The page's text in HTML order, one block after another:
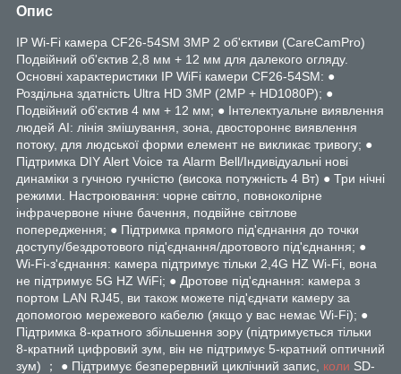
Опис
IP Wi-Fi камера CF26-54SM 3MP 2 об'єктиви (CareCamPro)
Подвійний об'єктив 2,8 мм + 12 мм для далекого огляду.
Основні характеристики IP WiFi камери CF26-54SM: ●
Роздільна здатність Ultra HD 3MP (2MP + HD1080P); ●
Подвійний об'єктив 4 мм + 12 мм; ● Інтелектуальне виявлення
людей AI: лінія змішування, зона, двостороннє виявлення
потоку, для людської форми елемент не викликає тривогу; ●
Підтримка DIY Alert Voice та Alarm Bell/Індивідуальні нові
динаміки з гучною гучністю (висока потужність 4 Вт) ● Три нічні
режими. Настроювання: чорне світло, повноколірне
інфрачервоне нічне бачення, подвійне світлове
попередження; ● Підтримка прямого під'єднання до точки
доступу/бездротового під'єднання/дротового під'єднання; ●
Wi-Fi-з'єднання: камера підтримує тільки 2,4G HZ Wi-Fi, вона
не підтримує 5G HZ WiFi; ● Дротове під'єднання: камера з
портом LAN RJ45, ви також можете під'єднати камеру за
допомогою мережевого кабелю (якщо у вас немає Wi-Fi); ●
Підтримка 8-кратного збільшення зору (підтримується тільки
8-кратний цифровий зум, він не підтримує 5-кратний оптичний
зум) ； ● Підтримує безперервний циклічний запис, коли SD-